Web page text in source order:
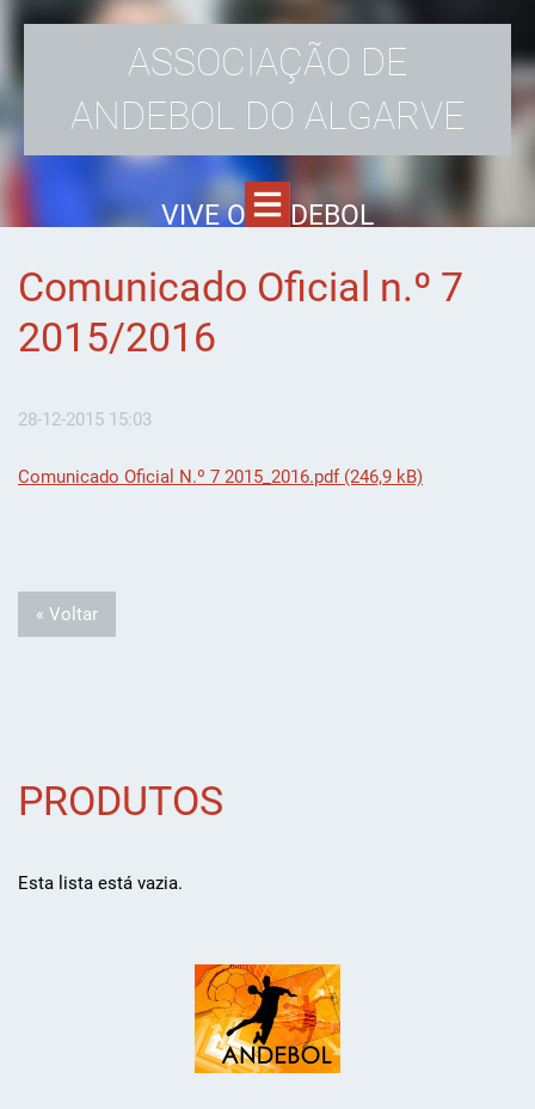
ASSOCIAÇÃO DE
ANDEBOL DO ALGARVE
VIVE O ANDEBOL
Comunicado Oficial n.º 7
2015/2016
28-12-2015 15:03
Comunicado Oficial N.º 7 2015_2016.pdf (246,9 kB)
« Voltar
PRODUTOS
Esta lista está vazia.